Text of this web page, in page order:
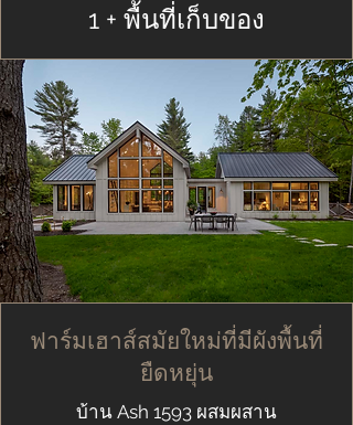
1 + พื้นที่เก็บของ
ฟาร์มเฮาส์สมัยใหม่ที่มีผังพื้นที่
ยืดหยุ่น
บ้าน Ash 1593 ผสมผสาน